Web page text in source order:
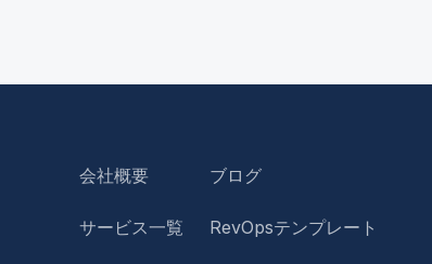
会社概要
サービス一覧
ブログ
RevOpsテンプレート